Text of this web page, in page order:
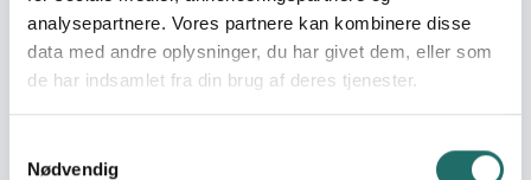
analysepartnere. Vores partnere kan kombinere disse
data med andre oplysninger, du har givet dem, eller som
de har indsamlet fra din brug af deres tjenester.
Nødvendig
Indsatser foregår i:
India
Nepal
Pakistan